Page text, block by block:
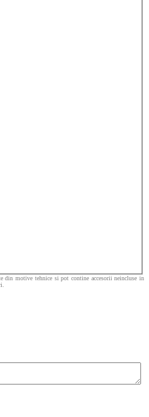
din motive tehnice si pot contine accesorii neincluse in